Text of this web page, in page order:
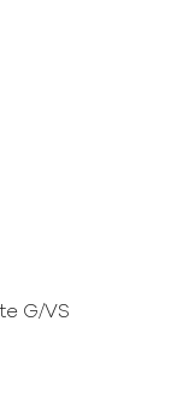
G/VS